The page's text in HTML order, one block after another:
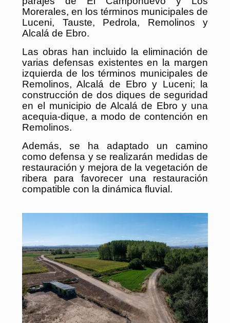
Morerales, en los términos municipales de
Luceni, Tauste, Pedrola, Remolinos y
Alcalá de Ebro.
Las obras han incluido la eliminación de
varias defensas existentes en la margen
izquierda de los términos municipales de
Remolinos, Alcalá de Ebro y Luceni; la
construcción de dos diques de seguridad
en el municipio de Alcalá de Ebro y una
acequia-dique, a modo de contención en
Remolinos.
Además, se ha adaptado un camino
como defensa y se realizarán medidas de
restauración y mejora de la vegetación de
ribera para favorecer una restauración
compatible con la dinámica fluvial.